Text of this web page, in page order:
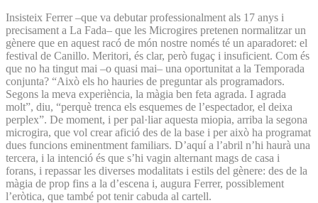
Insisteix Ferrer –que va debutar professionalment als 17 anys i
precisament a La Fada– que les Microgires pretenen normalitzar un
gènere que en aquest racó de món nostre només té un aparadoret: el
festival de Canillo. Meritori, és clar, però fugaç i insuficient. Com és
que no ha tingut mai –o quasi mai– una oportunitat a la Temporada
conjunta? “Això els ho hauries de preguntar als programadors.
Segons la meva experiència, la màgia ben feta agrada. I agrada
molt”, diu, “perquè trenca els esquemes de l’espectador, el deixa
perplex”. De moment, i per pal·liar aquesta miopia, arriba la segona
microgira, que vol crear afició des de la base i per això ha programat
dues funcions eminentment familiars. D’aquí a l’abril n’hi haurà una
tercera, i la intenció és que s’hi vagin alternant mags de casa i
forans, i repassar les diverses modalitats i estils del gènere: des de la
màgia de prop fins a la d’escena i, augura Ferrer, possiblement
l’eròtica, que també pot tenir cabuda al cartell.